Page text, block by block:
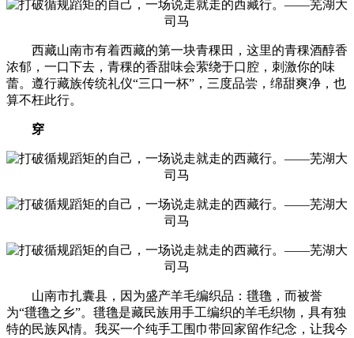
西藏山南市有着西藏的第一块青稞田，这里的青稞酒醇香
浓郁，一口下去，青稞的香甜味会萦绕于口腔，刺激你的味
蕾。遵行藏族传统礼仪“三口一杯”，三度品尝，绵甜爽净，也
算不枉此行。
穿
山南市扎囊县，因为盛产羊毛编织品：氆氇，而被誉
为“氆氇之乡”。氆氇是藏民族用手工编织的羊毛织物，具有独
特的民族风情。我买一个纯手工围巾带回家留作纪念，让我今